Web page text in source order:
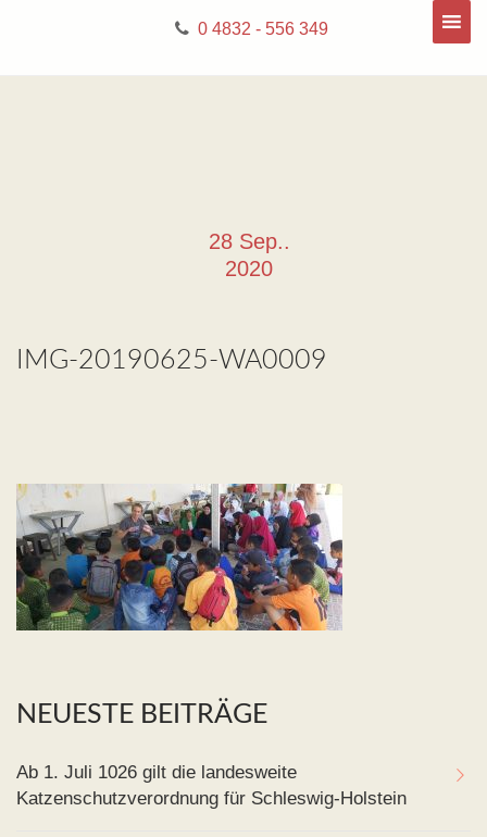
0 4832 - 556 349
28 Sep..
2020
IMG-20190625-WA0009
NEUESTE BEITRÄGE
Ab 1. Juli 1026 gilt die landesweite
Katzenschutzverordnung für Schleswig-Holstein